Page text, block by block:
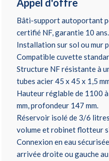
Appel d'offre
Bâti-support autoportant
certifié NF, garantie 10 ans.
Installation sur sol ou mur
Compatible cuvette
Structure NF résistante à
tubes acier 45 x 45 x 1,5
Hauteur réglable de 1100
mm, profondeur 147 mm.
Réservoir isolé de 3/6
volume et robinet flotteur
Connexion en eau
arrivée droite ou gauche